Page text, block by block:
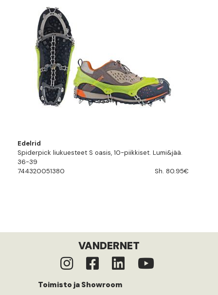
Edelrid
Spiderpick liukuesteet S oasis, 10-piikkiset. Lumi&jää.
36-39
744320051380
Sh. 80.95€
VANDERNET
Toimisto ja Showroom